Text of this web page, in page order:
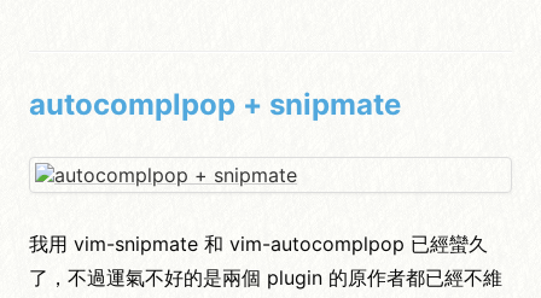
autocomplpop + snipmate
我用 vim-snipmate 和 vim-autocomplpop 已經蠻久
了，不過運氣不好的是兩個 plugin 的原作者都已經不維